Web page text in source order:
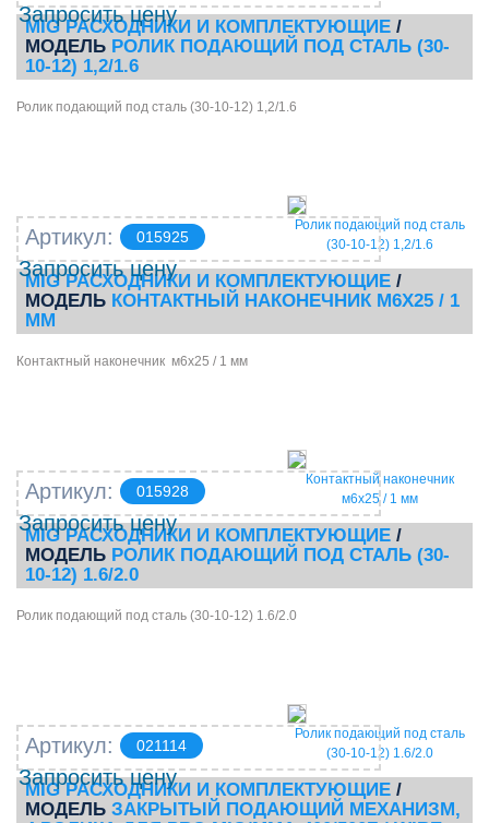
Запросить цену
MIG РАСХОДНИКИ И КОМПЛЕКТУЮЩИЕ /
МОДЕЛЬ РОЛИК ПОДАЮЩИЙ ПОД СТАЛЬ (30-
10-12) 1,2/1.6
Ролик подающий под сталь (30-10-12) 1,2/1.6
Ролик подающий под сталь
(30-10-12) 1,2/1.6
Артикул: 015925
Запросить цену
MIG РАСХОДНИКИ И КОМПЛЕКТУЮЩИЕ /
МОДЕЛЬ КОНТАКТНЫЙ НАКОНЕЧНИК М6Х25 / 1
ММ
Контактный наконечник м6х25 / 1 мм
Контактный наконечник
м6х25 / 1 мм
Артикул: 015928
Запросить цену
MIG РАСХОДНИКИ И КОМПЛЕКТУЮЩИЕ /
МОДЕЛЬ РОЛИК ПОДАЮЩИЙ ПОД СТАЛЬ (30-
10-12) 1.6/2.0
Ролик подающий под сталь (30-10-12) 1.6/2.0
Ролик подающий под сталь
(30-10-12) 1.6/2.0
Артикул: 021114
Запросить цену
MIG РАСХОДНИКИ И КОМПЛЕКТУЮЩИЕ /
МОДЕЛЬ ЗАКРЫТЫЙ ПОДАЮЩИЙ МЕХАНИЗМ,